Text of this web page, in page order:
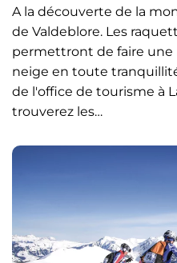
A la découverte de la
de Valdeblore. Les
permettront de faire une
neige en toute
de l'office de tourisme à
trouverez les…